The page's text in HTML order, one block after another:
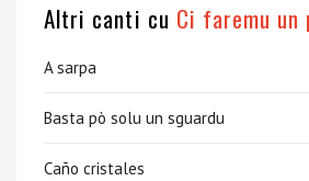
Altri canti cu Ci faremu un
A sarpa
Basta pò solu un sguardu
Caño cristales